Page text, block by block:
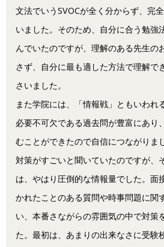
文法でいうSVOCが全く分からず、完
いました。そのため、自分に合う勉強
んでいたのですが、理解のある先生の
さず、自分に最も適した方法で理解で
さいました。
また学院には、「情報戦」ともいわれ
必要不可欠である過去問が豊富にあり
むことができたので自信につながりま
対策がすごいと聞いていたのですが、
は、やはり圧倒的な情報量でした。面
かれたことのある質問や時事問題に関
い、本番さながらの雰囲気の中で対策
た。最初は、あまりの出来なさに受験